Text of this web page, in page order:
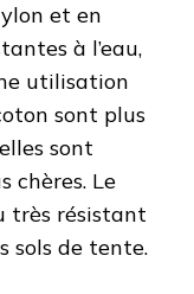
et en
à l’eau,
utilisation
sont plus
sont
chères. Le
très résistant
sols de tente.